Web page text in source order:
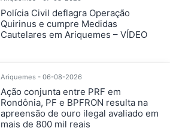
Polícia Civil deflagra Operação
Quirinus e cumpre Medidas
Cautelares em Ariquemes – VÍDEO
Ariquemes - 06-08-2026
Ação conjunta entre PRF em
Rondônia, PF e BPFRON resulta na
apreensão de ouro ilegal avaliado em
mais de 800 mil reais